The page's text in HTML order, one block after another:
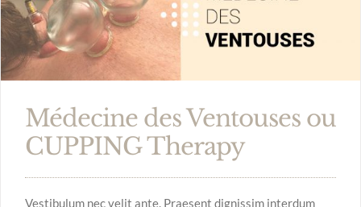
Médecine des Ventouses ou
CUPPING Therapy
Vestibulum nec velit ante. Praesent dignissim interdum